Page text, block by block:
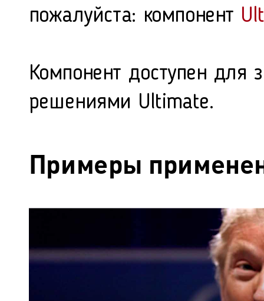
пожалуйста: компонент
Компонент доступен для
решениями Ultimate.
Примеры